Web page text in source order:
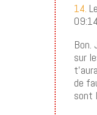
14.
Bon.
sur
de
sont